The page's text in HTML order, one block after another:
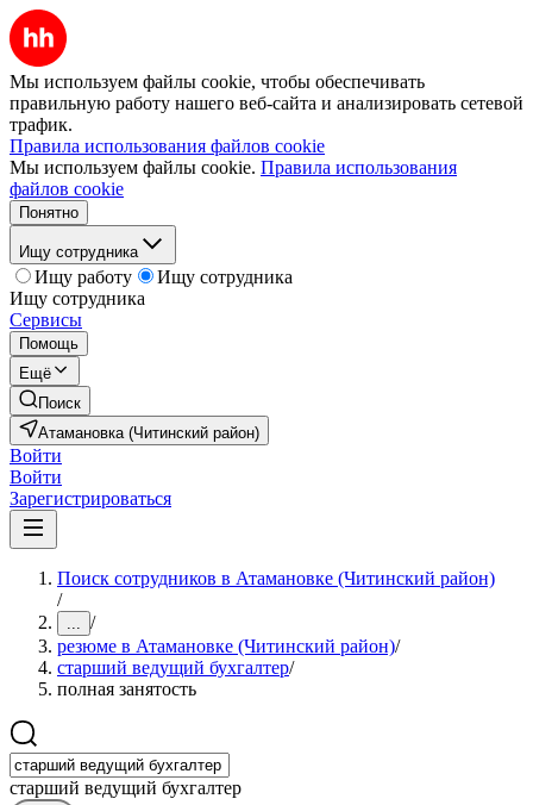
Мы используем файлы cookie, чтобы обеспечивать
правильную работу нашего веб-сайта и анализировать сетевой
трафик.
Правила использования файлов cookie
Мы используем файлы cookie. Правила использования
файлов cookie
Понятно
Ищу сотрудника
Ищу работу
Ищу сотрудника
Ищу сотрудника
Сервисы
Помощь
Ещё
Поиск
Атамановка (Читинский район)
Войти
Войти
Зарегистрироваться
Поиск сотрудников в Атамановке (Читинский район)
/
... /
резюме в Атамановке (Читинский район)/
старший ведущий бухгалтер/
полная занятость
старший ведущий бухгалтер